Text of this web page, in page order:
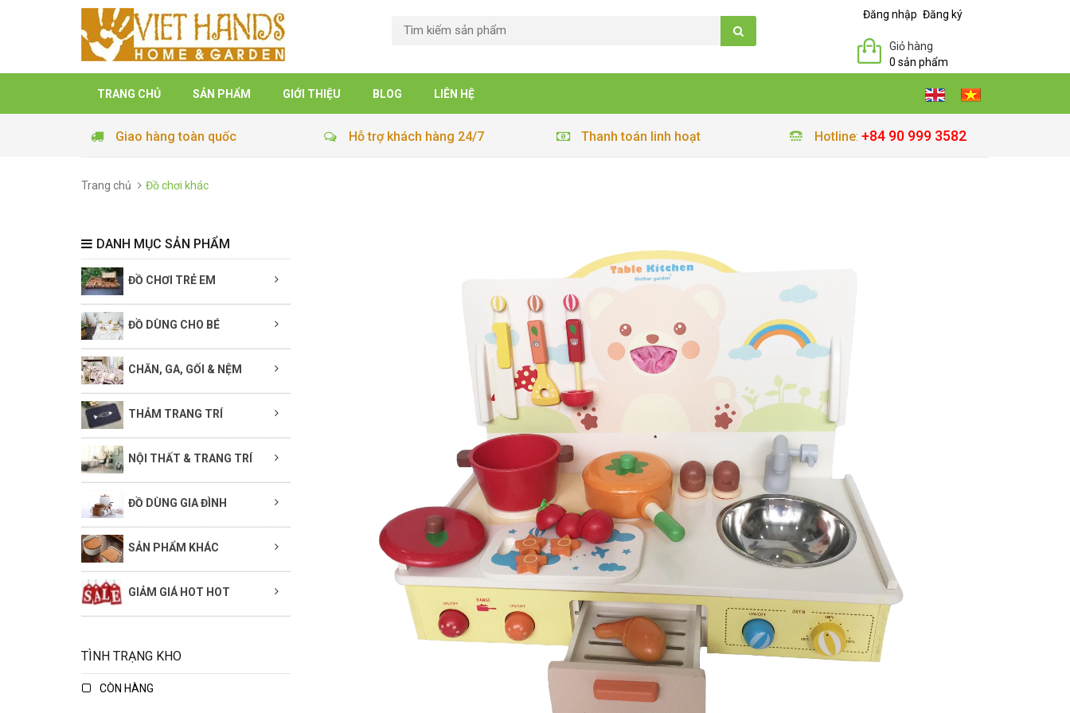
Đăng nhập Đăng ký
Giỏ hàng
0 sản phẩm
TRANG CHỦ SẢN PHẨM GIỚI THIỆU BLOG LIÊN HỆ
Giao hàng toàn quốc Hỗ trợ khách hàng 24/7 Thanh toán linh hoạt Hotline: +84 90 999 3582
Trang chủ Đồ chơi khác
DANH MỤC SẢN PHẨM
ĐỒ CHƠI TRẺ EM
ĐỒ DÙNG CHO BÉ
CHĂN, GA, GỐI & NỆM
THẢM TRANG TRÍ
NỘI THẤT & TRANG TRÍ
ĐỒ DÙNG GIA ĐÌNH
SẢN PHẨM KHÁC
GIẢM GIÁ HOT HOT
TÌNH TRẠNG KHO
CÒN HÀNG